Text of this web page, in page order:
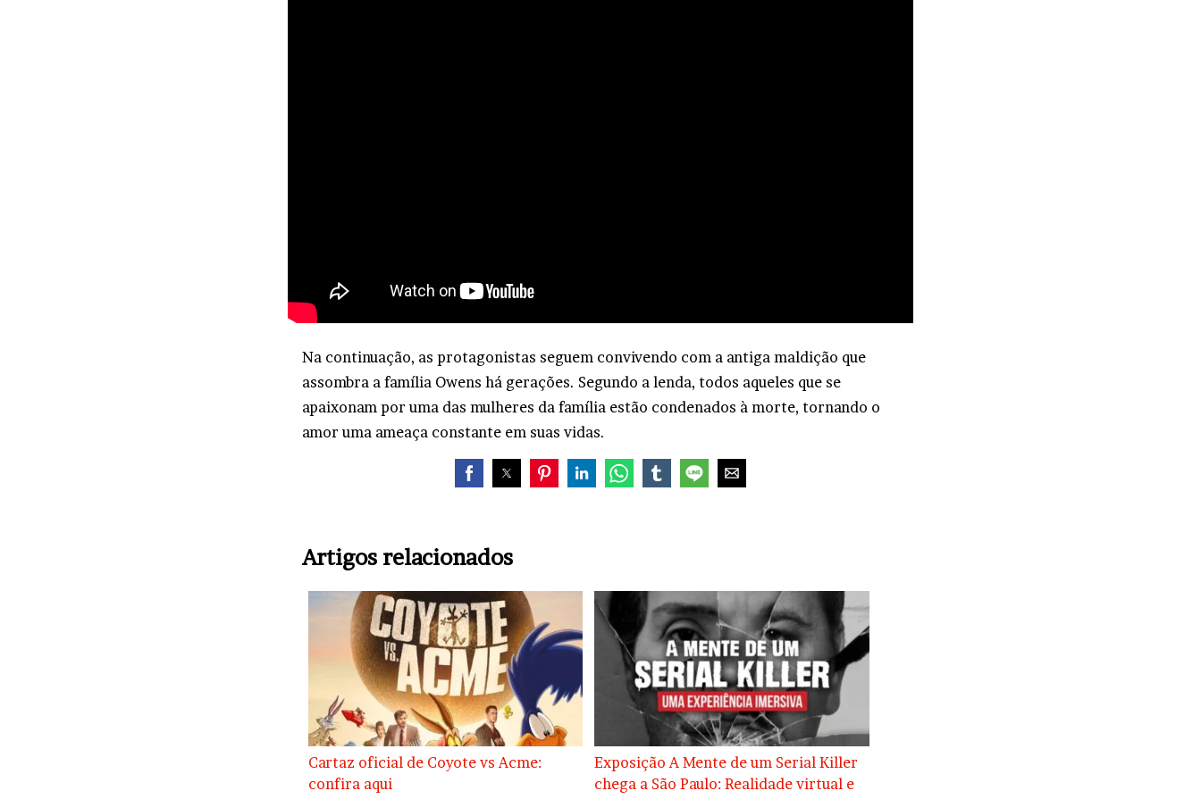
Na continuação, as protagonistas seguem convivendo com a antiga maldição que
assombra a família Owens há gerações. Segundo a lenda, todos aqueles que se
apaixonam por uma das mulheres da família estão condenados à morte, tornando o
amor uma ameaça constante em suas vidas.
Artigos relacionados
Cartaz oficial de Coyote vs Acme:
confira aqui
Exposição A Mente de um Serial Killer
chega a São Paulo: Realidade virtual e